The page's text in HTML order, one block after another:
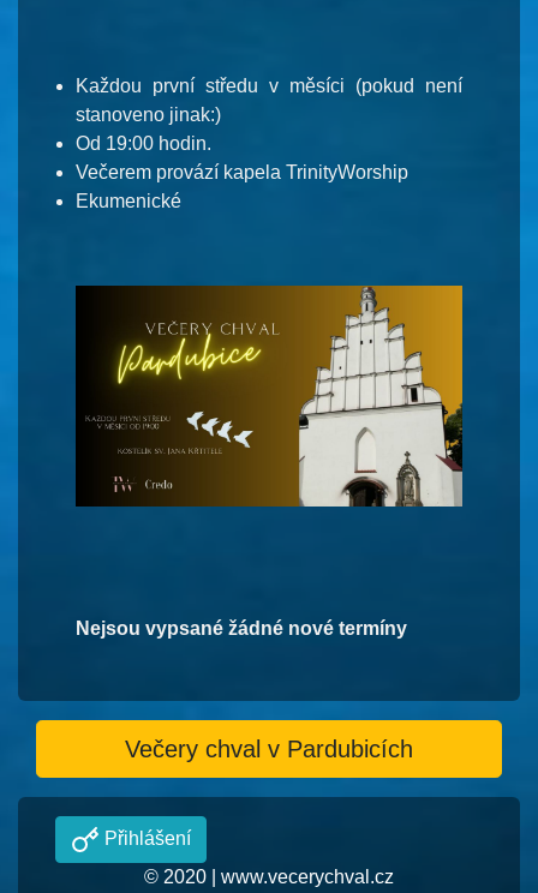
Každou první středu v měsíci (pokud není
stanoveno jinak:)
Od 19:00 hodin.
Večerem provází kapela TrinityWorship
Ekumenické
Nejsou vypsané žádné nové termíny
Večery chval v Pardubicích
Přihlášení
© 2020 | www.vecerychval.cz